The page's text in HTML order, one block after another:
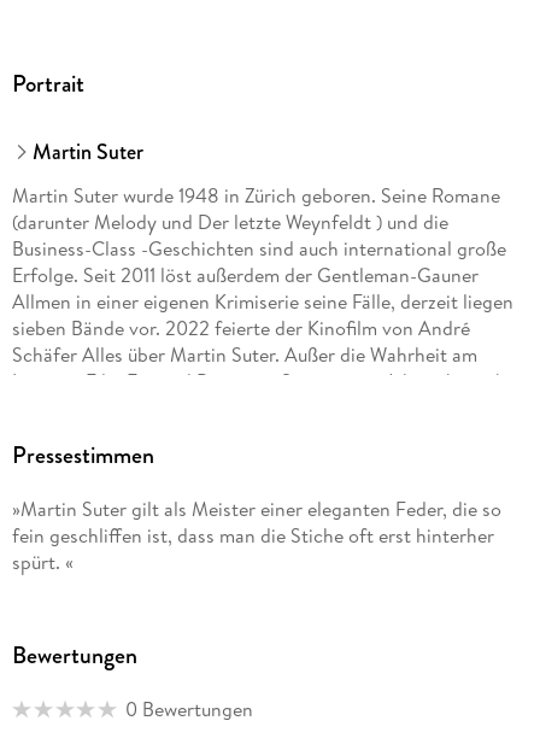
Portrait
Martin Suter
Martin Suter wurde 1948 in Zürich geboren. Seine Romane
(darunter Melody und Der letzte Weynfeldt ) und die
Business-Class -Geschichten sind auch international große
Erfolge. Seit 2011 löst außerdem der Gentleman-Gauner
Allmen in einer eigenen Krimiserie seine Fälle, derzeit liegen
sieben Bände vor. 2022 feierte der Kinofilm von André
Schäfer Alles über Martin Suter. Außer die Wahrheit am
Locarno Film Festival Premiere. Seit einigen Jahren betreibt
Pressestimmen
»Martin Suter gilt als Meister einer eleganten Feder, die so
fein geschliffen ist, dass man die Stiche oft erst hinterher
spürt. «
Bewertungen
0 Bewertungen